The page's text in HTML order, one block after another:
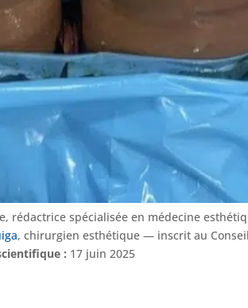
rédactrice spécialisée en médecine
, chirurgien esthétique — inscrit au
: 17 juin 2025